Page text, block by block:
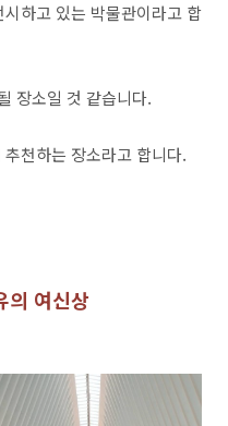
하고 있는 박물관이라고 합
장소일 것 같습니다.
천하는 장소라고 합니다.
여신상